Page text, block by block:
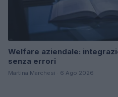
Welfare aziendale:
senza errori
Martina Marchesi · 6 Ago 2026